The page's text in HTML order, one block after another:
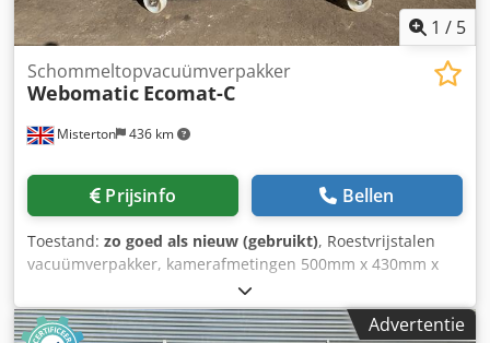
1 / 5
Misterton 436 km
Schommeltopvacuümverpakker
Webomatic Ecomat-C
Prijsinfo Bellen
Toestand: zo goed als nieuw (gebruikt), Roestvrijstalen
vacuümverpakker, kamerafmetingen 500mm x 430mm x
100mm, sealbalken 400mm, timer / temp-bediening,
mobiel, 3Ph Dodpjfhdt Hofx Ahtsck
Advertentie